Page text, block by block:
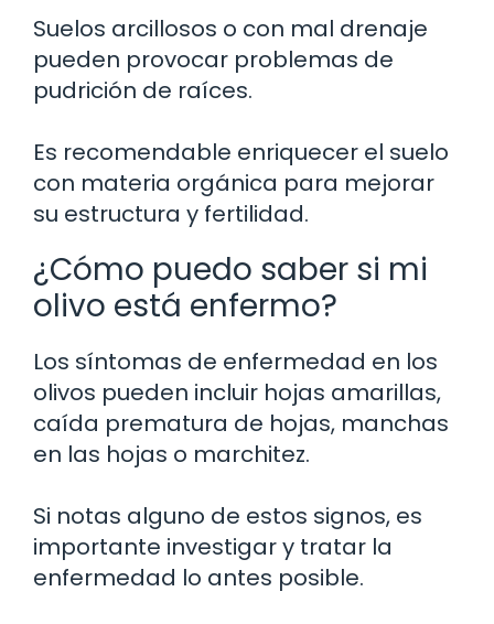
Suelos arcillosos o con mal drenaje
pueden provocar problemas de
pudrición de raíces.
Es recomendable enriquecer el suelo
con materia orgánica para mejorar
su estructura y fertilidad.
¿Cómo puedo saber si mi
olivo está enfermo?
Los síntomas de enfermedad en los
olivos pueden incluir hojas amarillas,
caída prematura de hojas, manchas
en las hojas o marchitez.
Si notas alguno de estos signos, es
importante investigar y tratar la
enfermedad lo antes posible.